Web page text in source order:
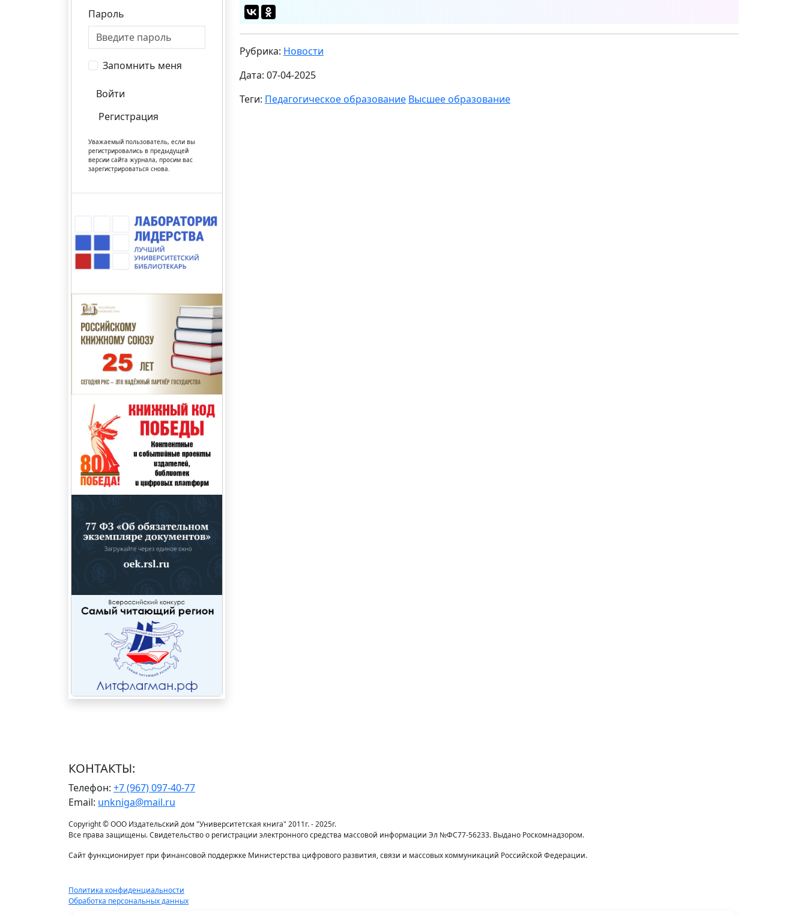
Пароль
Запомнить меня
Войти
Регистрация
Уважаемый пользователь, если вы
регистрировались в предыдущей
версии сайта журнала, просим вас
зарегистрироваться снова.
Рубрика: Новости
Дата: 07-04-2025
Теги: Педагогическое образование Высшее образование
КОНТАКТЫ:
Телефон: +7 (967) 097-40-77
Email: unkniga@mail.ru
Copyright © ООО Издательский дом "Университетская книга" 2011г. - 2025г.
Все права защищены. Свидетельство о регистрации электронного средства массовой информации Эл №ФС77-56233. Выдано Роскомнадзором.
Сайт функционирует при финансовой поддержке Министерства цифрового развития, связи и массовых коммуникаций Российской Федерации.
Политика конфиденциальности
Обработка персональных данных